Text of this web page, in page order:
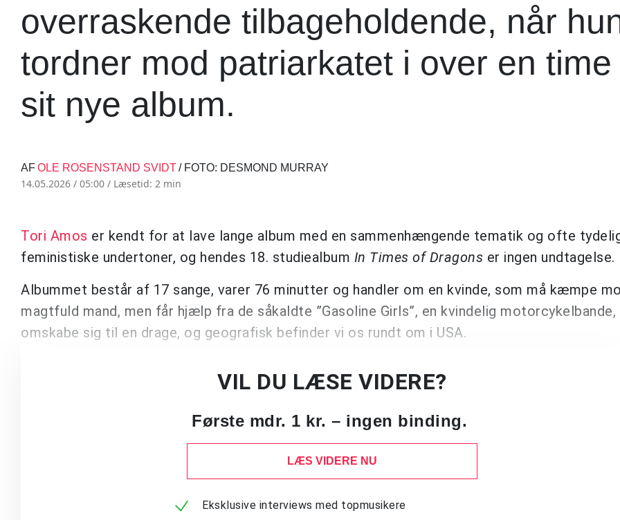
overraskende tilbageholdende, når
tordner mod patriarkatet i over en time
sit nye album.
AFOLE ROSENSTAND SVIDT/ FOTO: DESMOND MURRAY
14.05.2026 / 05:00 / Læsetid: 2 min
Tori Amos er kendt for at lave lange album med en sammenhængende tematik og ofte
feministiske undertoner, og hendes 18. studiealbum In Times of Dragons er ingen undtagelse.
Albummet består af 17 sange, varer 76 minutter og handler om en kvinde, som må kæmpe
magtfuld mand, men får hjælp fra de såkaldte ”Gasoline Girls”, en kvindelig motorcykelbande,
omskabe sig til en drage, og geografisk befinder vi os rundt om i USA.
VIL DU LÆSE VIDERE?
Første mdr. 1 kr. – ingen binding.
LÆS VIDERE NU
Eksklusive interviews med topmusikere